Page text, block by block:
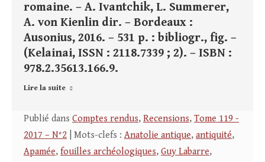
romaine. – A. Ivantchik, L. Summerer,
A. von Kienlin dir. – Bordeaux :
Ausonius, 2016. – 531 p. : bibliogr., fig. –
(Kelainai, ISSN : 2118.7339 ; 2). – ISBN :
978.2.35613.166.9.
Lire la suite
Publié dans Comptes rendus, Recensions, Tome 119 -
2017 – N°2 | Mots-clefs : Anatolie antique, antiquité,
Apamée, fouilles archéologiques, Guy Labarre,